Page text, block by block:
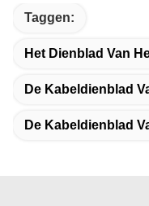
Taggen:
Het Dienblad Van
De Kabeldienblad
De Kabeldienblad